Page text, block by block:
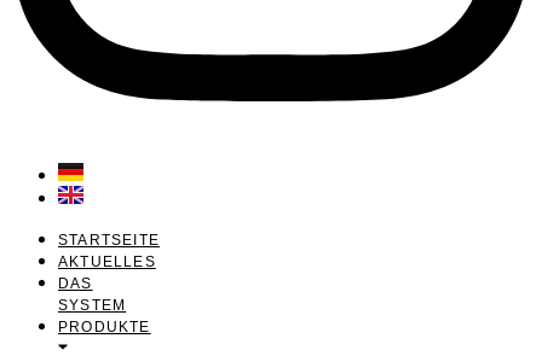
STARTSEITE
AKTUELLES
DAS
SYSTEM
PRODUKTE